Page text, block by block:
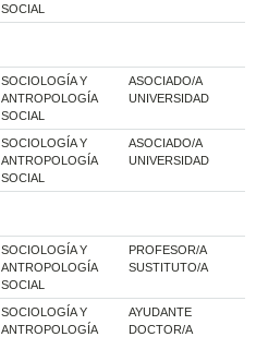
SOCIAL
SOCIOLOGÍA Y
ANTROPOLOGÍA
SOCIAL
ASOCIADO/A
UNIVERSIDAD
SOCIOLOGÍA Y
ANTROPOLOGÍA
SOCIAL
ASOCIADO/A
UNIVERSIDAD
SOCIOLOGÍA Y
ANTROPOLOGÍA
SOCIAL
PROFESOR/A
SUSTITUTO/A
SOCIOLOGÍA Y
ANTROPOLOGÍA
AYUDANTE
DOCTOR/A